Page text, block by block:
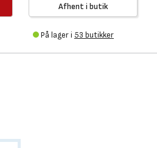
Afhent i butik
På lager i 53 butikker